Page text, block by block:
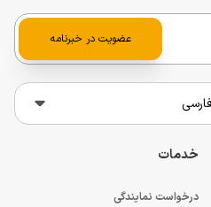
بتوانید در مدت زمان زیادی با آن کار کنید. ظرفیت آداپتور 32
شما را شارژ کند.
کلید پایه گذاری شده است تا
خدمات
درخواست نمایندگی
عضویت در خبرنامه